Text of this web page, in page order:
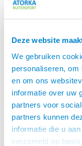
Deze website
We gebruiken
personaliseren,
en om ons
informatie over uw
partners voor
partners kunnen
informatie die u
verzameld op
Catago
Catago
kwaliteit
comfort voor
Catago streeft
comfortabel en
presteren.
zadeldekjes en
ook de
paard en mens